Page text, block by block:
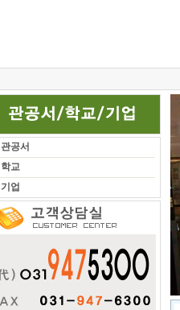
관공서
학교
기업